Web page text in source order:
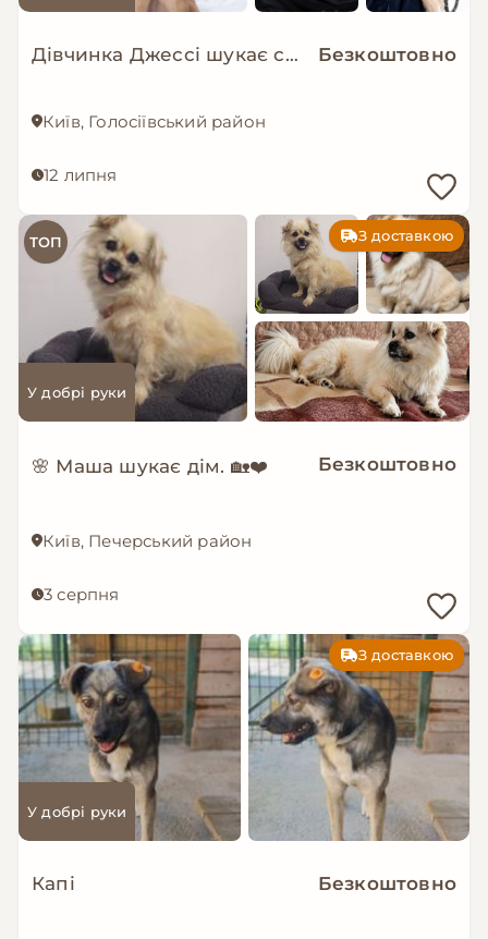
Дівчинка Джессі шукає свою сімʼю Безкоштовно
Київ, Голосіївський район
12 липня
ТОП З доставкою
У добрі руки
🌸 Маша шукає дім. 🏡❤️ Безкоштовно
Київ, Печерський район
3 серпня
З доставкою
У добрі руки
Капі Безкоштовно